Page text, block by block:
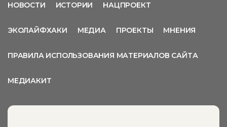
НОВОСТИ ИСТОРИИ НАЦПРОЕКТ
ЭКОЛАЙФХАКИ МЕДИА ПРОЕКТЫ МНЕНИЯ
ПРАВИЛА ИСПОЛЬЗОВАНИЯ МАТЕРИАЛОВ САЙТА
МЕДИАКИТ